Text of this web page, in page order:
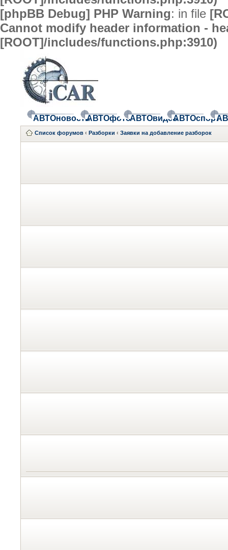
[phpBB Debug] PHP Warning: in file
Cannot modify header information -
[ROOT]/includes/functions.php:3910)
АВТОновостиАВТОфотоАВТОвидеоАВТОспорт
Список форумов ‹ Разборки ‹ Заявки на добавление разборок